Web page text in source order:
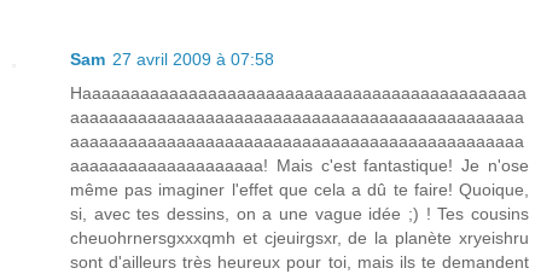
Sam 27 avril 2009 à 07:58
Haaaaaaaaaaaaaaaaaaaaaaaaaaaaaaaaaaaaaaaaaaaaaa
aaaaaaaaaaaaaaaaaaaaaaaaaaaaaaaaaaaaaaaaaaaaaaa
aaaaaaaaaaaaaaaaaaaaaaaaaaaaaaaaaaaaaaaaaaaaaaa
aaaaaaaaaaaaaaaaaaaa! Mais c'est fantastique! Je n'ose
même pas imaginer l'effet que cela a dû te faire! Quoique,
si, avec tes dessins, on a une vague idée ;) ! Tes cousins
cheuohrnersgxxxqmh et cjeuirgsxr, de la planète xryeishru
sont d'ailleurs très heureux pour toi, mais ils te demandent